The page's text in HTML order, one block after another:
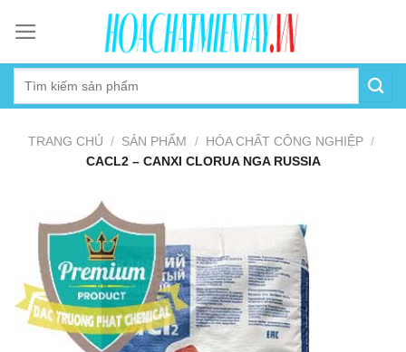
content
TRANG CHỦ / SẢN PHẨM / HÓA CHẤT CÔNG NGHIỆP /
CACL2 – CANXI CLORUA NGA RUSSIA